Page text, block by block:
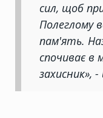
сил, щоб
Полеглому
пам'ять.
спочиває в
захисник»,